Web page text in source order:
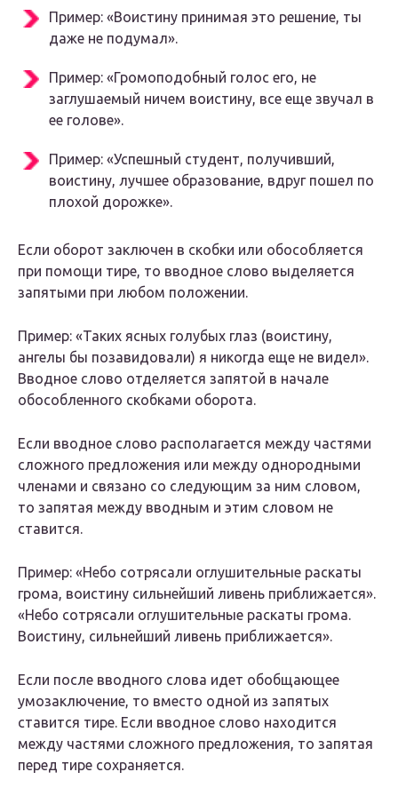
Пример: «Воистину принимая это решение, ты
даже не подумал».
Пример: «Громоподобный голос его, не
заглушаемый ничем воистину, все еще звучал в
ее голове».
Пример: «Успешный студент, получивший,
воистину, лучшее образование, вдруг пошел по
плохой дорожке».
Если оборот заключен в скобки или обособляется
при помощи тире, то вводное слово выделяется
запятыми при любом положении.
Пример: «Таких ясных голубых глаз (воистину,
ангелы бы позавидовали) я никогда еще не видел».
Вводное слово отделяется запятой в начале
обособленного скобками оборота.
Если вводное слово располагается между частями
сложного предложения или между однородными
членами и связано со следующим за ним словом,
то запятая между вводным и этим словом не
ставится.
Пример: «Небо сотрясали оглушительные раскаты
грома, воистину сильнейший ливень приближается».
«Небо сотрясали оглушительные раскаты грома.
Воистину, сильнейший ливень приближается».
Если после вводного слова идет обобщающее
умозаключение, то вместо одной из запятых
ставится тире. Если вводное слово находится
между частями сложного предложения, то запятая
перед тире сохраняется.